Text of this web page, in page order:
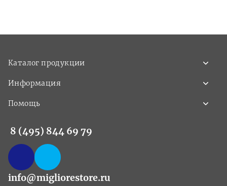
Каталог продукции
Информация
Помощь
8 (495) 844 69 79
info@migliorestore.ru